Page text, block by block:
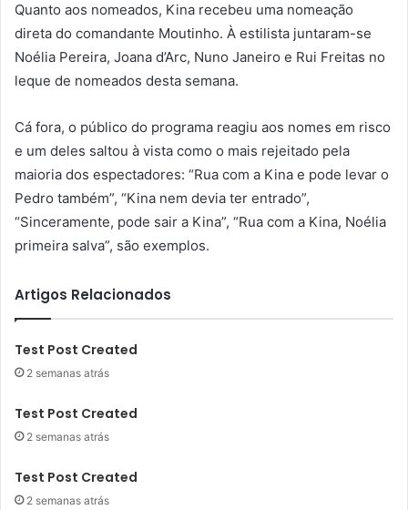
Quanto aos nomeados, Kina recebeu uma nomeação
direta do comandante Moutinho. À estilista juntaram-se
Noélia Pereira, Joana d’Arc, Nuno Janeiro e Rui Freitas no
leque de nomeados desta semana.
Cá fora, o público do programa reagiu aos nomes em risco
e um deles saltou à vista como o mais rejeitado pela
maioria dos espectadores: “Rua com a Kina e pode levar o
Pedro também”, “Kina nem devia ter entrado”,
“Sinceramente, pode sair a Kina”, “Rua com a Kina, Noélia
primeira salva”, são exemplos.
Artigos Relacionados
Test Post Created
2 semanas atrás
Test Post Created
2 semanas atrás
Test Post Created
2 semanas atrás